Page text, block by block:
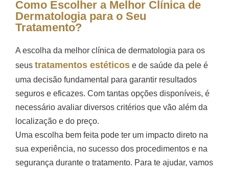
Como Escolher a Melhor Clínica de
Dermatologia para o Seu
Tratamento?
A escolha da melhor clínica de dermatologia para os
seus tratamentos estéticos e de saúde da pele é
uma decisão fundamental para garantir resultados
seguros e eficazes. Com tantas opções disponíveis, é
necessário avaliar diversos critérios que vão além da
localização e do preço.
Uma escolha bem feita pode ter um impacto direto na
sua experiência, no sucesso dos procedimentos e na
segurança durante o tratamento. Para te ajudar, vamos